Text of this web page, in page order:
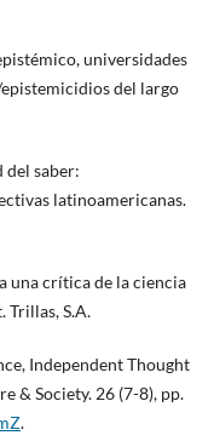
universidades
del largo
del saber:
latinoamericanas.
una crítica de la ciencia
Trillas, S.A.
Independent Thought
& Society. 26 (7-8), pp.
.